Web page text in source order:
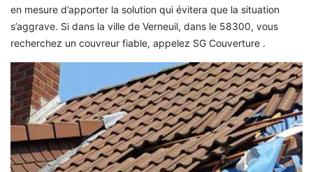
en mesure d’apporter la solution qui évitera que la situation
s’aggrave. Si dans la ville de Verneuil, dans le 58300, vous
recherchez un couvreur fiable, appelez SG Couverture .